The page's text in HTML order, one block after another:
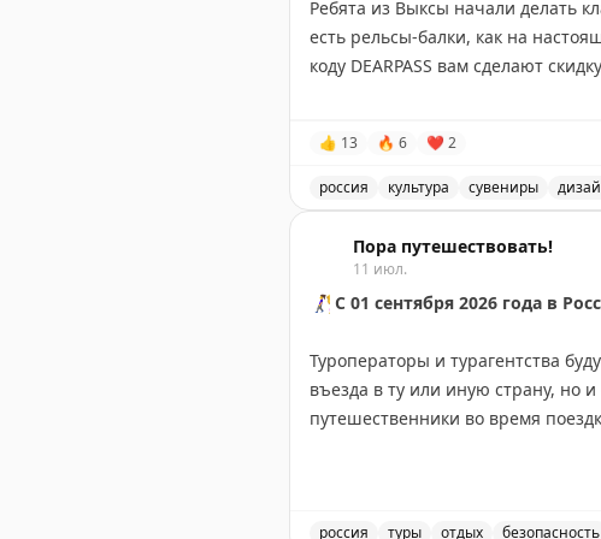
регионом и почему
путешествия.
АТОР ВКонтакте
Ребята из Выксы начали делать
есть рельсы-балки, как на
коду DEARPASS вам сделают
разных регионов, заходите
👍 13 🔥 6 ❤ 2
россия культура сувениры
Пора путешествовать!
11 июл.
🚶‍♀️ С 01 сентября 2026 года в
Туроператоры и турагентства
въезда в ту или иную страну, но
путешественники во время
российских
россия туры отдых безопасность